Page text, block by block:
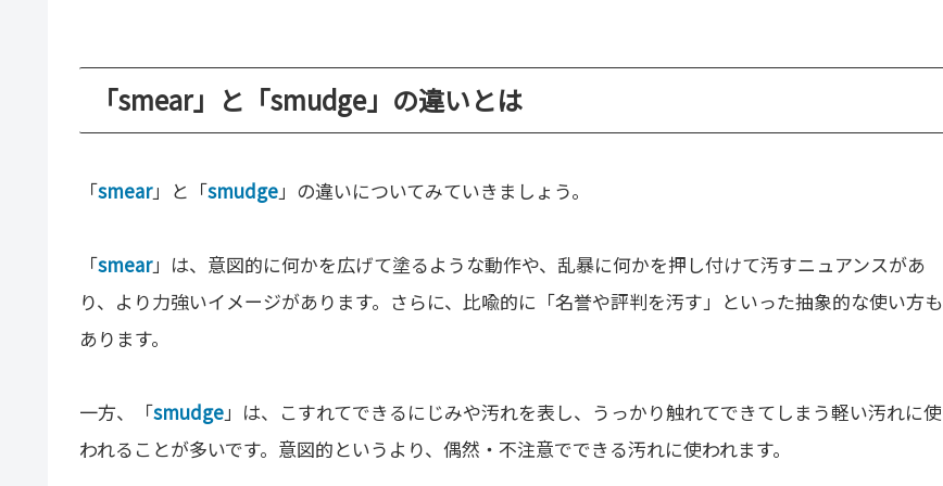
「smear」と「smudge」の違いとは
「smear」と「smudge」の違いについてみていきましょう。
「smear」は、意図的に何かを広げて塗るような動作や、乱暴に何かを押し付けて汚すニュアンスがあ
り、より力強いイメージがあります。さらに、比喩的に「名誉や評判を汚す」といった抽象的な使い方も
あります。
一方、「smudge」は、こすれてできるにじみや汚れを表し、うっかり触れてできてしまう軽い汚れに使
われることが多いです。意図的というより、偶然・不注意でできる汚れに使われます。